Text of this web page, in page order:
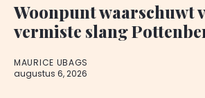
Woonpunt waarschuwt
vermiste slang
MAURICE UBAGS
augustus 6, 2026